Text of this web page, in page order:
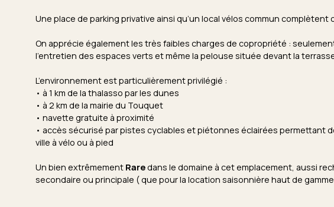
Une place de parking privative ainsi qu’un local vélos commun complètent
On apprécie également les très faibles charges de copropriété :
l’entretien des espaces verts et même la pelouse située devant la
L’environnement est particulièrement privilégié :
• à 1 km de la thalasso par les dunes
• à 2 km de la mairie du Touquet
• navette gratuite à proximité
• accès sécurisé par pistes cyclables et piétonnes éclairées permettant
ville à vélo ou à pied
Un bien extrêmement Raredans le domaine à cet emplacement, aussi
secondaire ou principale ( que pour la location saisonnière haut de gamme.